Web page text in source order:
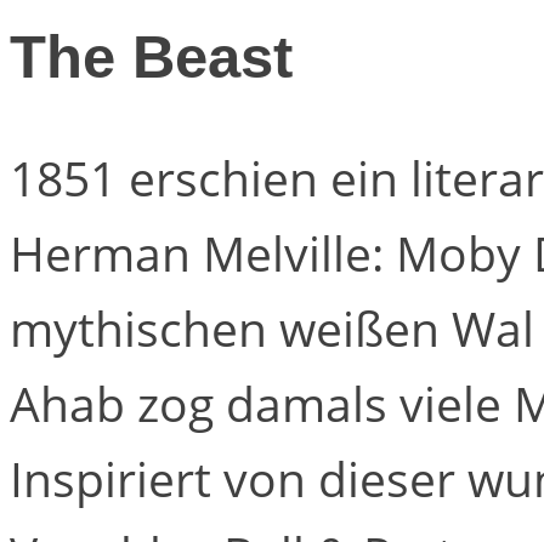
The Beast
1851 erschien ein
Herman Melville: Moby
mythischen weißen
Ahab zog damals viele
Inspiriert von dieser